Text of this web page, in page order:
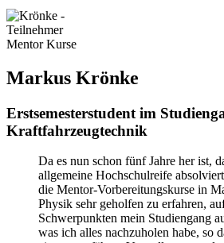
Markus Krönke
Erstsemesterstudent im
Kraftfahrzeugtechnik
Da es nun schon fünf Jahre her ist,
allgemeine Hochschulreife
die Mentor-Vorbereitungskurse in
Physik sehr geholfen zu erfahren,
Schwerpunkten mein Studiengang
was ich alles nachzuholen habe, so